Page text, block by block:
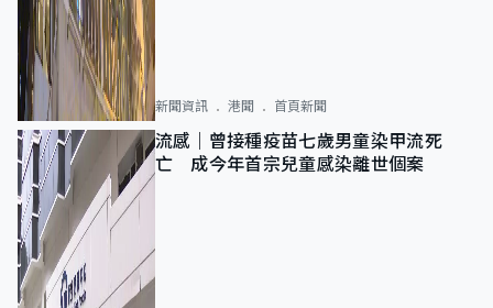
新聞資訊 港聞 首頁新聞
流感｜曾接種疫苗七歲男童染甲流死
亡 成今年首宗兒童感染離世個案